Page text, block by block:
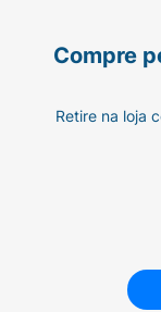
Compre
Retire na loja